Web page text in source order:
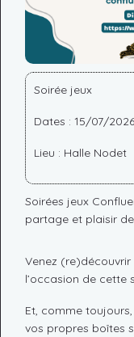
Soirée jeux
Dates : 15/07/
Lieu : Halle Nodet
Soirées jeux
partage et plaisir
Venez
l’occasion de cette
Et, comme
vos propres boîtes